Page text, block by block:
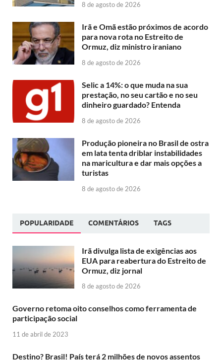
8 de agosto de 2026
Irã e Omã estão próximos de acordo
para nova rota no Estreito de
Ormuz, diz ministro iraniano
8 de agosto de 2026
Selic a 14%: o que muda na sua
prestação, no seu cartão e no seu
dinheiro guardado? Entenda
8 de agosto de 2026
Produção pioneira no Brasil de ostra
em lata tenta driblar instabilidades
na maricultura e dar mais opções a
turistas
8 de agosto de 2026
POPULARIDADE COMENTÁRIOS TAGS
Irã divulga lista de exigências aos
EUA para reabertura do Estreito de
Ormuz, diz jornal
8 de agosto de 2026
Governo retoma oito conselhos como ferramenta de
participação social
11 de abril de 2023
Destino? Brasil! País terá 2 milhões de novos assentos